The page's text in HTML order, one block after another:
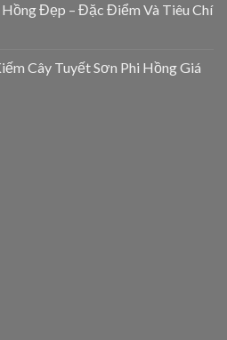
Hồng Đẹp – Đặc Điểm Và Tiêu Chí
Cây Tuyết Sơn Phi Hồng Giá